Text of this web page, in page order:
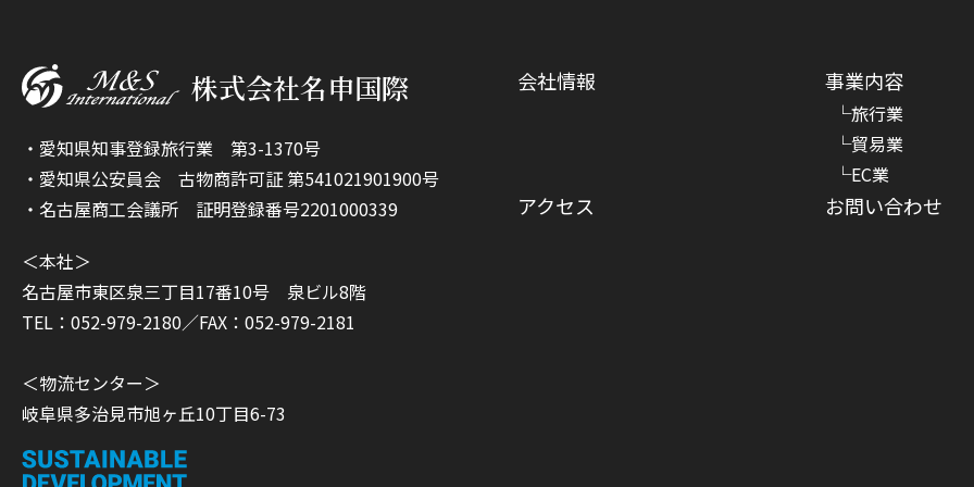
株式会社名申国際
・愛知県知事登録旅行業 第3-1370号
・愛知県公安員会 古物商許可証 第541021901900号
・名古屋商工会議所 証明登録番号2201000339
＜本社＞
名古屋市東区泉三丁目17番10号 泉ビル8階
TEL：052-979-2180／FAX：052-979-2181
＜物流センター＞
岐阜県多治見市旭ヶ丘10丁目6-73
会社情報 事業内容
旅行業
貿易業
EC業
アクセス お問い合わせ